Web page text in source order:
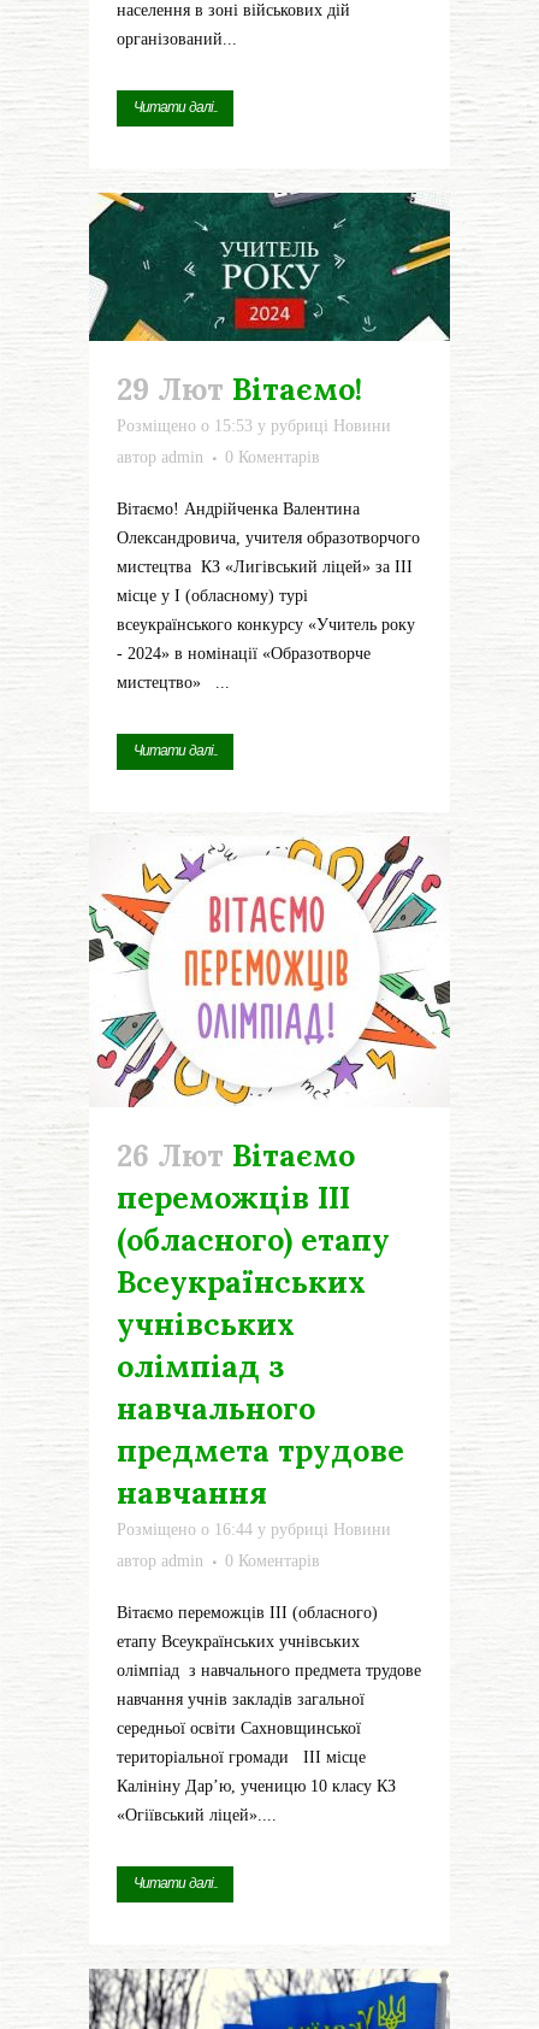
населення в зоні військових дій
організований...
Читати далі...
29 Лют Вітаємо!
Розміщено о 15:53 у рубриці Новини
автор admin 0 Коментарів
Вітаємо! Андрійченка Валентина
Олександровича, учителя образотворчого
мистецтва КЗ «Лигівський ліцей» за ІІІ
місце у І (обласному) турі
всеукраїнського конкурсу «Учитель року
- 2024» в номінації «Образотворче
мистецтво» ...
Читати далі...
26 Лют Вітаємо
переможців ІІІ
(обласного) етапу
Всеукраїнських
учнівських
олімпіад з
навчального
предмета трудове
навчання
Розміщено о 16:44 у рубриці Новини
автор admin 0 Коментарів
Вітаємо переможців ІІІ (обласного)
етапу Всеукраїнських учнівських
олімпіад з навчального предмета трудове
навчання учнів закладів загальної
середньої освіти Сахновщинської
територіальної громади ІІІ місце
Калініну Дар’ю, ученицю 10 класу КЗ
«Огіївський ліцей»....
Читати далі...